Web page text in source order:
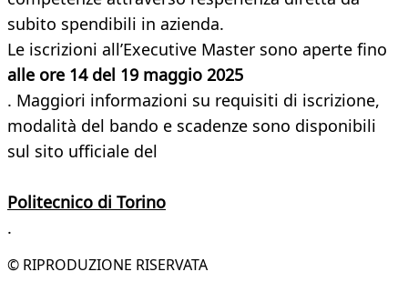
subito spendibili in azienda.
Le iscrizioni all’Executive Master sono aperte fino
alle ore 14 del 19 maggio 2025
. Maggiori informazioni su requisiti di iscrizione,
modalità del bando e scadenze sono disponibili
sul sito ufficiale del
Politecnico di Torino
.
© RIPRODUZIONE RISERVATA